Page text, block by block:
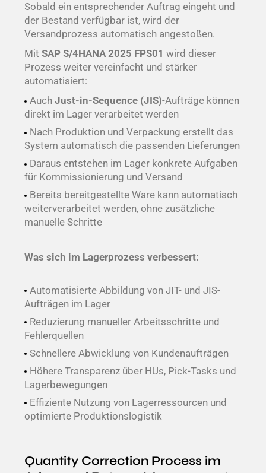
Sobald ein entsprechender Auftrag eingeht und
der Bestand verfügbar ist, wird der
Versandprozess automatisch angestoßen.
MitSAP S/4HANA 2025 FPS01 wird dieser
Prozess weiter vereinfacht und stärker
automatisiert:
AuchJust-in-Sequence (JIS)-Aufträge können
direkt im Lager verarbeitet werden
Nach Produktion und Verpackung erstellt das
System automatisch die passenden Lieferungen
Daraus entstehen im Lager konkrete Aufgaben
für Kommissionierung und Versand
Bereits bereitgestellte Ware kann automatisch
weiterverarbeitet werden, ohne zusätzliche
manuelle Schritte
Was sich im Lagerprozess verbessert:
Automatisierte Abbildung von JIT- und JIS-
Aufträgen im Lager
Reduzierung manueller Arbeitsschritte und
Fehlerquellen
Schnellere Abwicklung von Kundenaufträgen
Höhere Transparenz über HUs, Pick-Tasks und
Lagerbewegungen
Effiziente Nutzung von Lagerressourcen und
optimierte Produktionslogistik
Quantity Correction Process im